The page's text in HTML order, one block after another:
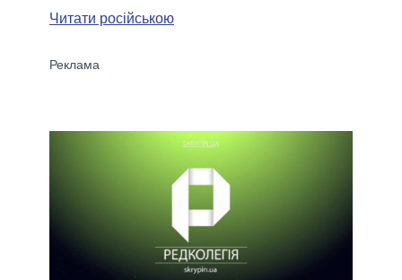
Читати російською